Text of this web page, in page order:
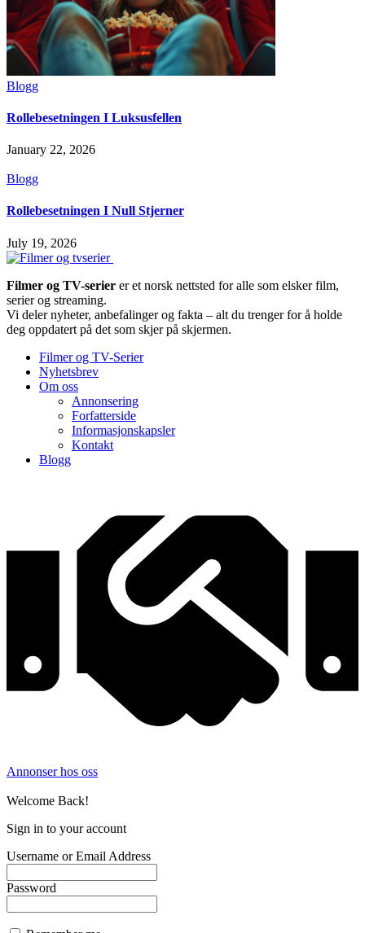
Blogg
Rollebesetningen I Luksusfellen
January 22, 2026
Blogg
Rollebesetningen I Null Stjerner
July 19, 2026
Filmer og TV-serier er et norsk nettsted for alle som elsker film,
serier og streaming.
Vi deler nyheter, anbefalinger og fakta – alt du trenger for å holde
deg oppdatert på det som skjer på skjermen.
Filmer og TV-Serier
Nyhetsbrev
Om oss
Annonsering
Forfatterside
Informasjonskapsler
Kontakt
Blogg
Annonser hos oss
Welcome Back!
Sign in to your account
Username or Email Address
Password